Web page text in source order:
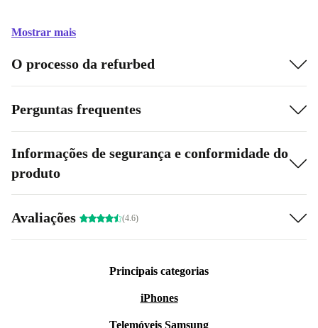
Mostrar mais
O processo da refurbed
Perguntas frequentes
Informações de segurança e conformidade do
produto
Avaliações (4.6)
Principais categorias
iPhones
Telemóveis Samsung